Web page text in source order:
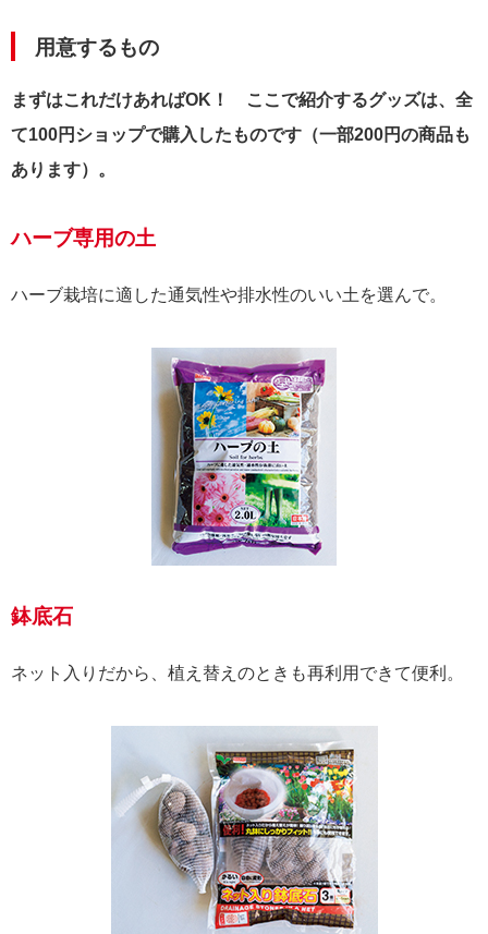
用意するもの
まずはこれだけあればOK！ ここで紹介するグッズは、全
て100円ショップで購入したものです（一部200円の商品も
あります）。
ハーブ専用の土
ハーブ栽培に適した通気性や排水性のいい土を選んで。
鉢底石
ネット入りだから、植え替えのときも再利用できて便利。